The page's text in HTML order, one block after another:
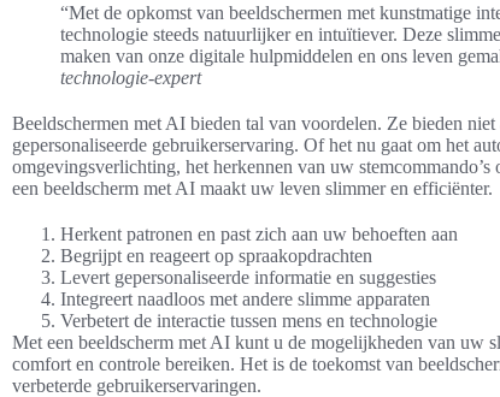
“Met de opkomst van beeldschermen met kunstmatige
technologie steeds natuurlijker en intuïtiever. Deze
maken van onze digitale hulpmiddelen en ons leven
technologie-expert
Beeldschermen met AI bieden tal van voordelen. Ze bieden
gepersonaliseerde gebruikerservaring. Of het nu gaat om het
omgevingsverlichting, het herkennen van uw
een beeldscherm met AI maakt uw leven slimmer en efficiënter.
Herkent patronen en past zich aan uw behoeften aan
Begrijpt en reageert op spraakopdrachten
Levert gepersonaliseerde informatie en suggesties
Integreert naadloos met andere slimme apparaten
Verbetert de interactie tussen mens en technologie
Met een beeldscherm met AI kunt u de mogelijkheden van uw
comfort en controle bereiken. Het is de toekomst van
verbeterde gebruikerservaringen.